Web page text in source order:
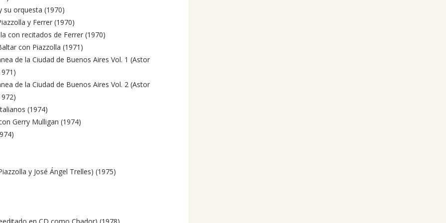
su orquesta (1970)
y Ferrer (1970)
con recitados de Ferrer (1970)
con Piazzolla (1971)
de la Ciudad de Buenos Aires Vol. 1 (Astor
de la Ciudad de Buenos Aires Vol. 2 (Astor
(1974)
Gerry Mulligan (1974)
y José Ángel Trelles) (1975)
en CD como Chador) (1978)